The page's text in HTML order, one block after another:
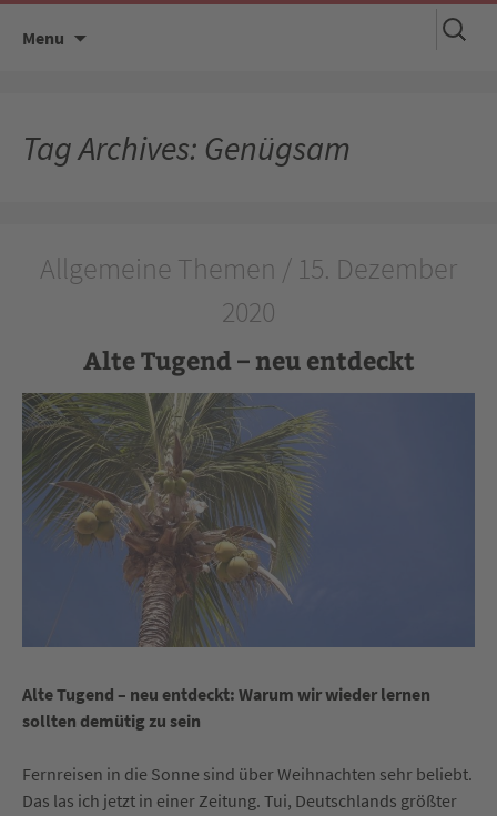
Menu
Suchen
nach:
Tag Archives: Genügsam
Allgemeine Themen / 15. Dezember
2020
Alte Tugend – neu entdeckt
Alte Tugend – neu entdeckt: Warum wir wieder lernen
sollten demütig zu sein
Fernreisen in die Sonne sind über Weihnachten sehr beliebt.
Das las ich jetzt in einer Zeitung. Tui, Deutschlands größter